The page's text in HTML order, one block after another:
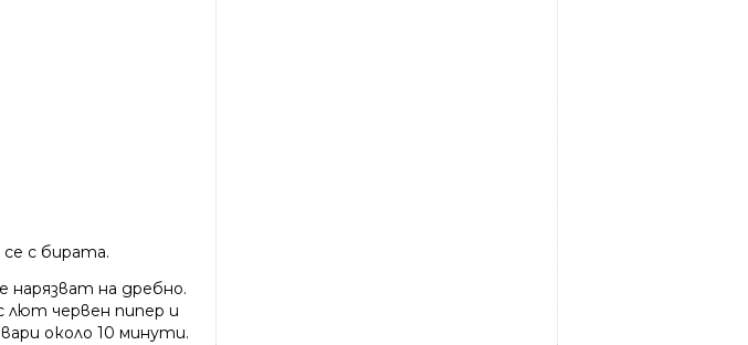
с бирата.
нарязват на дребно.
лют червен пипер и
около 10 минути.